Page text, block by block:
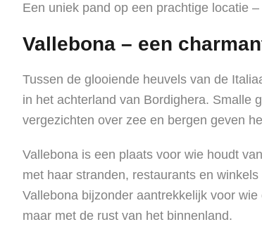
Een uniek pand op een prachtige locatie
Vallebona – een
Tussen de glooiende heuvels van de
in het achterland van Bordighera. Smalle
vergezichten over zee en bergen geven
Vallebona is een plaats voor wie houdt van
met haar stranden, restaurants en
Vallebona bijzonder aantrekkelijk voor
maar met de rust van het binnenland.